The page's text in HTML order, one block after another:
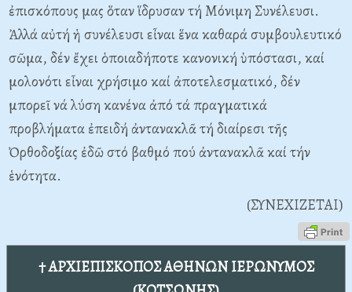
ἐπισκόπους μας ὅταν ἵδρυσαν τή Μόνιμη Συνέλευσι.
Ἀλλά αὐτή ἡ συνέλευσι εἶναι ἕνα καθαρά συμβουλευτικό
σῶμα, δέν ἔχει ὁποιαδήποτε κανονική ὑπόστασι, καί
μολονότι εἶναι χρήσιμο καί ἀποτελεσματικό, δέν
μπορεῖ νά λύση κανένα ἀπό τά πραγματικά
προβλήματα ἐπειδή ἀντανακλᾶ τή διαίρεσι τῆς
Ὀρθοδοξίας ἐδῶ στό βαθμό πού ἀντανακλᾶ καί τήν
ἑνότητα.
(ΣΥΝΕΧΙΖΕΤΑΙ)
† ΑΡΧΙΕΠΙΣΚΟΠΟΣ ΑΘΗΝΩΝ ΙΕΡΩΝΥΜΟΣ